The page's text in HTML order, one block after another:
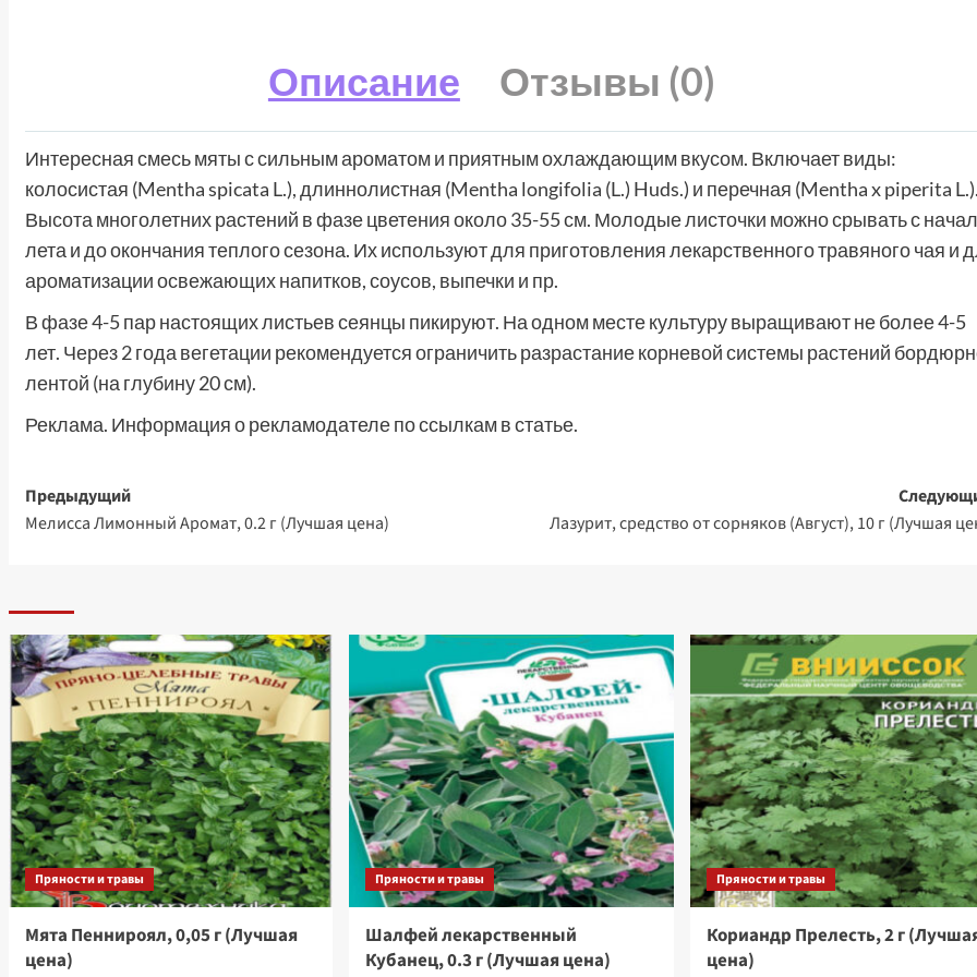
Описание Отзывы (0)
Интересная смесь мяты с сильным ароматом и приятным охлаждающим вкусом. Включает виды:
колосистая (Mentha spicata L.), длиннолистная (Mentha longifolia (L.) Huds.) и перечная (Mentha x piperita L.).
Высота многолетних растений в фазе цветения около 35-55 см. Молодые листочки можно срывать с
лета и до окончания теплого сезона. Их используют для приготовления лекарственного травяного чая и
ароматизации освежающих напитков, соусов, выпечки и пр.
В фазе 4-5 пар настоящих листьев сеянцы пикируют. На одном месте культуру выращивают не более 4-5
лет. Через 2 года вегетации рекомендуется ограничить разрастание корневой системы растений
лентой (на глубину 20 см).
Реклама. Информация о рекламодателе по ссылкам в статье.
Навигация
записи
Предыдущий
Мелисса Лимонный Аромат, 0.2 г (Лучшая цена)
Лазурит, средство от сорняков (Август), 10 г (Лучшая
Пряности и травы
Мята Пеннироял, 0,05 г (Лучшая
цена)
Пряности и травы
Шалфей лекарственный
Кубанец, 0.3 г (Лучшая цена)
Пряности и травы
Кориандр Прелесть, 2 г
цена)